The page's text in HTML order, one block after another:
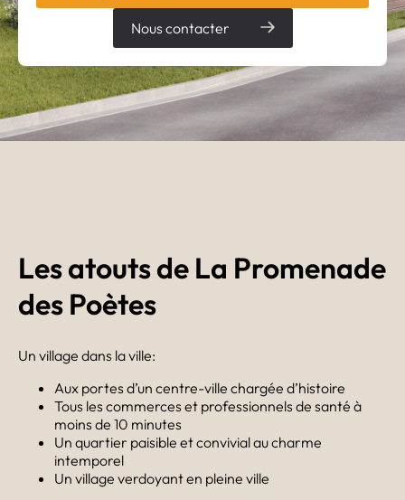
Nous contacter
Les atouts de La Promenade
des Poètes
Un village dans la ville:
Aux portes d’un centre-ville chargée d’histoire
Tous les commerces et professionnels de santé à
moins de 10 minutes
Un quartier paisible et convivial au charme
intemporel
Un village verdoyant en pleine ville